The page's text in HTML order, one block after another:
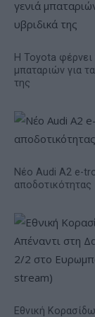
Η Toyota φέρνει
μπαταριών για
της
Νέο Audi A2 e-
αποδοτικότητας
Εθνική